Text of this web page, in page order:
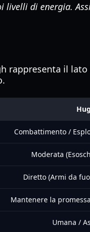
livelli di energia.
rappresenta il
Combattimento /
Moderata
Diretto (Armi da
Mantenere la
Umana /